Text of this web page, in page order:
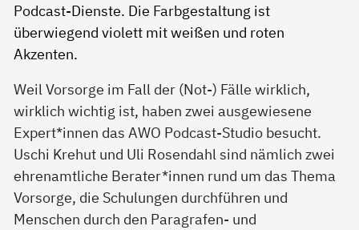
Weil Vorsorge im Fall der (Not-) Fälle wirklich,
wirklich wichtig ist, haben zwei ausgewiesene
Expert*innen das AWO Podcast-Studio besucht.
Uschi Krehut und Uli Rosendahl sind nämlich zwei
ehrenamtliche Berater*innen rund um das Thema
Vorsorge, die Schulungen durchführen und
Menschen durch den Paragrafen- und